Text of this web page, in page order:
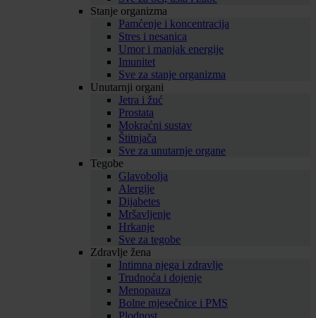
Stanje organizma
Pamćenje i koncentracija
Stres i nesanica
Umor i manjak energije
Imunitet
Sve za stanje organizma
Unutarnji organi
Jetra i žuć
Prostata
Mokraćni sustav
Štitnjača
Sve za unutarnje organe
Tegobe
Glavobolja
Alergije
Dijabetes
Mršavljenje
Hrkanje
Sve za tegobe
Zdravlje žena
Intimna njega i zdravlje
Trudnoća i dojenje
Menopauza
Bolne mjesečnice i PMS
Plodnost